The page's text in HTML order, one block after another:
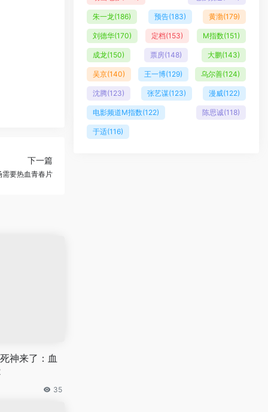
下一篇
需要热血青春片
神来了：血
35
朱一龙(186) 预告(183) 黄渤(179)
刘德华(170) 定档(153) M指数(151)
成龙(150) 票房(148) 大鹏(143)
吴京(140) 王一博(129) 乌尔善(124)
沈腾(123) 张艺谋(123) 漫威(122)
电影频道M指数(122) 陈思诚(118)
于适(116)